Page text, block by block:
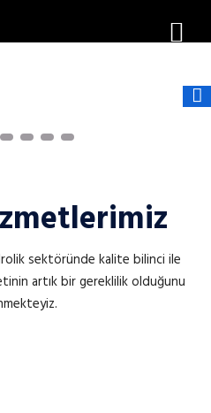
sektöründe kalite bilinci ile
artık bir gereklilik olduğunu